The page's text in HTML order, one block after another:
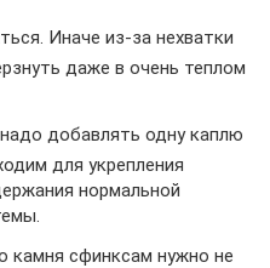
Иначе из-за нехватки
даже в очень теплом
добавлять одну каплю
для укрепления
нормальной
камня сфинксам нужно не